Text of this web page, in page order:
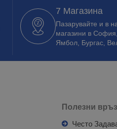
7 Магазина
Пазарувайте и в
магазини в
Ямбол, Бургас,
Полезни
Често